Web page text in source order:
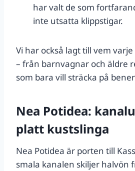
har valt de som
inte utsatta klippstigar.
Vi har också lagt till vem
– från barnvagnar och äldre
som bara vill sträcka på
Nea Potidea:
platt kustslinga
Nea Potidea är porten till
smala kanalen skiljer halvön